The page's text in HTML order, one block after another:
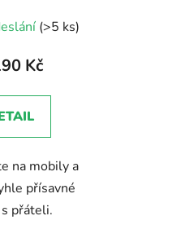
hodnocení
produktu
5,0
z
hvězdiček.
(>5 ks)
Kč
na mobily a
přísavné
přáteli.